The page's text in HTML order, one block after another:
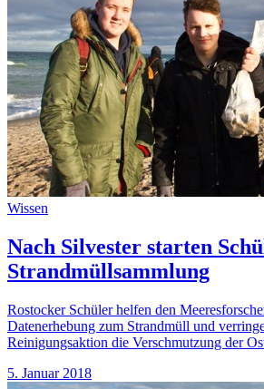
Wissen
Nach Silvester starten
Strandmüllsammlung
Rostocker Schüler helfen den
Datenerhebung zum Strandmüll und
Reinigungsaktion die Verschmutzung der
5. Januar 2018